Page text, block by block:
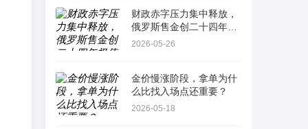
财政赤字压力集中释放，
俄罗斯售金创二十四年极
值
2026-05-26
金价慢涨阶段，拿单为什
么比找入场点还重要？
2026-05-18